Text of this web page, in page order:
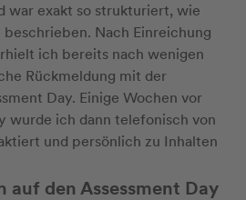
war exakt so strukturiert, wie
Nach Einreichung
ich bereits nach wenigen
Rückmeldung mit der
Day. Einige Wochen vor
wurde ich dann telefonisch von
und persönlich zu Inhalten
auf den Assessment Day